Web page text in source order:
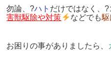
勿論、?ハト だけではなく、?
害獣駆除や対策
などでも駆
お困りの事がありましたら、